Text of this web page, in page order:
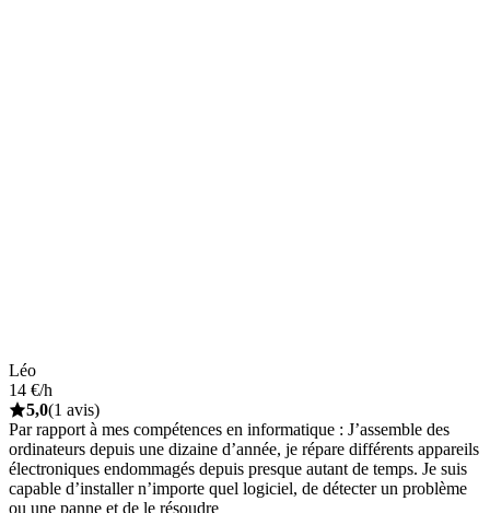
Léo
14 €/h
5,0(1 avis)
Par rapport à mes compétences en informatique : J’assemble des
ordinateurs depuis une dizaine d’année, je répare différents appareils
électroniques endommagés depuis presque autant de temps. Je suis
capable d’installer n’importe quel logiciel, de détecter un problème
ou une panne et de le résoudre